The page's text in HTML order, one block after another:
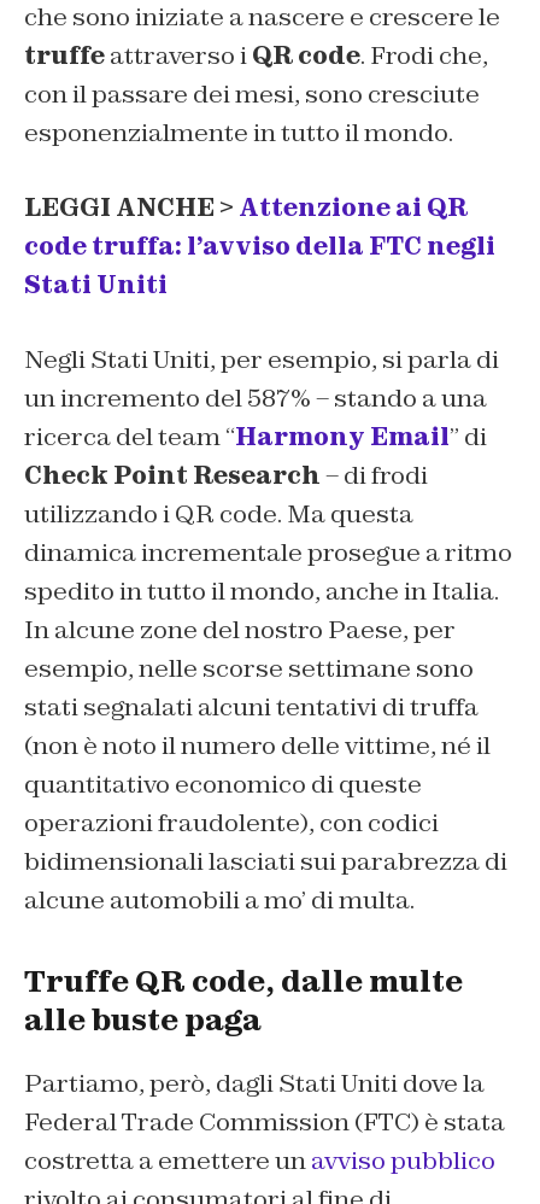
che sono iniziate a nascere e crescere le
truffeattraverso iQR code. Frodi che,
con il passare dei mesi, sono cresciute
esponenzialmente in tutto il mondo.
LEGGI ANCHE > Attenzione ai QR
code truffa: l’avviso della FTC negli
Stati Uniti
Negli Stati Uniti, per esempio, si parla di
un incremento del 587% – stando a una
ricerca del team “Harmony Email” di
Check Point Research– di frodi
utilizzando i QR code. Ma questa
dinamica incrementale prosegue a ritmo
spedito in tutto il mondo, anche in Italia.
In alcune zone del nostro Paese, per
esempio, nelle scorse settimane sono
stati segnalati alcuni tentativi di truffa
(non è noto il numero delle vittime, né il
quantitativo economico di queste
operazioni fraudolente), con codici
bidimensionali lasciati sui parabrezza di
alcune automobili a mo’ di multa.
Truffe QR code, dalle multe
alle buste paga
Partiamo, però, dagli Stati Uniti dove la
Federal Trade Commission (FTC) è stata
costretta a emettere unavviso pubblico